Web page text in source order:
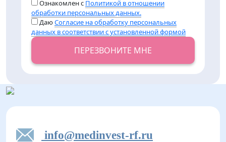
Ознакомлен с Политикой в отношении
обработки персональных данных.
ДаюСогласие на обработку персональных
данных в соответствии с установленной формой
ПЕРЕЗВОНИТЕ МНЕ
info@medinvest-rf.ru